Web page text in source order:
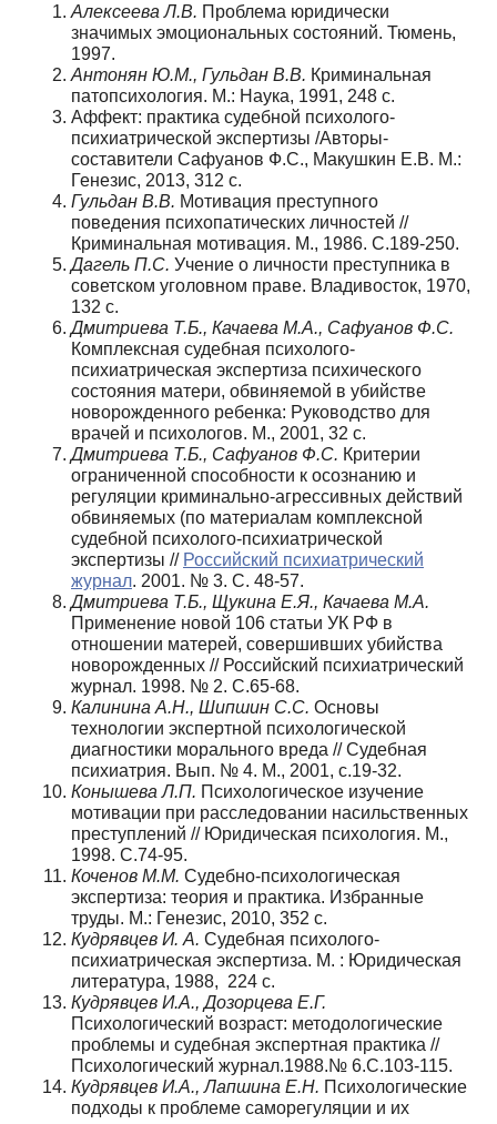
Алексеева Л.В. Проблема юридически
значимых эмоциональных состояний. Тюмень,
1997.
Антонян Ю.М., Гульдан В.В. Криминальная
патопсихология. М.: Наука, 1991, 248 с.
Аффект: практика судебной психолого-
психиатрической экспертизы /Авторы-
составители Сафуанов Ф.С., Макушкин Е.В. М.:
Генезис, 2013, 312 с.
Гульдан В.В. Мотивация преступного
поведения психопатических личностей //
Криминальная мотивация. М., 1986. С.189-250.
Дагель П.С. Учение о личности преступника в
советском уголовном праве. Владивосток, 1970,
132 с.
Дмитриева Т.Б., Качаева М.А., Сафуанов Ф.С.
Комплексная судебная психолого-
психиатрическая экспертиза психического
состояния матери, обвиняемой в убийстве
новорожденного ребенка: Руководство для
врачей и психологов. М., 2001, 32 с.
Дмитриева Т.Б., Сафуанов Ф.С. Критерии
ограниченной способности к осознанию и
регуляции криминально-агрессивных действий
обвиняемых (по материалам комплексной
судебной психолого-психиатрической
экспертизы // Российский психиатрический
журнал. 2001. № 3. С. 48-57.
Дмитриева Т.Б., Щукина Е.Я., Качаева М.А.
Применение новой 106 статьи УК РФ в
отношении матерей, совершивших убийства
новорожденных // Российский психиатрический
журнал. 1998. № 2. С.65-68.
Калинина А.Н., Шипшин С.С. Основы
технологии экспертной психологической
диагностики морального вреда // Судебная
психиатрия. Вып. № 4. М., 2001, с.19-32.
Конышева Л.П. Психологическое изучение
мотивации при расследовании насильственных
преступлений // Юридическая психология. М.,
1998. С.74-95.
Коченов М.М. Судебно-психологическая
экспертиза: теория и практика. Избранные
труды. М.: Генезис, 2010, 352 с.
Кудрявцев И. А. Судебная психолого-
психиатрическая экспертиза. М. : Юридическая
литература, 1988, 224 с.
Кудрявцев И.А., Дозорцева Е.Г.
Психологический возраст: методологические
проблемы и судебная экспертная практика //
Психологический журнал.1988.№ 6.С.103-115.
Кудрявцев И.А., Лапшина Е.Н. Психологические
подходы к проблеме саморегуляции и их